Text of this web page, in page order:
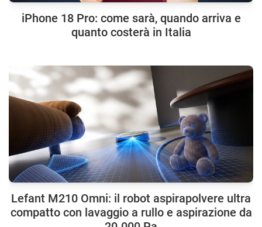
iPhone 18 Pro: come sarà, quando arriva e
quanto costerà in Italia
Lefant M210 Omni: il robot aspirapolvere ultra
compatto con lavaggio a rullo e aspirazione da